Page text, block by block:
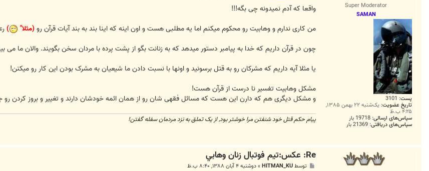
Super Moderator
SAMAN
پست: 3101
تاریخ عضویت: یک‌شنبه ۲۲ بهمن ۱۳۸۵,
۴:۲۵ ب.ظ
سپاس‌های ارسالی: 19718 بار
سپاس‌های دریافتی: 21369 بار
ت
واقعا که آدم نمیدونه چی بگه!!!
من کاری ندارم و وهابیت رو محکوم میکنم اما یه مطلبی هست و اون اینه که اینا بند به بند آیات قرآن رو(مثلا" )
چون در قرآن داریم که خدا به پیامبر دستور میدهد که به زنانت بگو از پشت پرده با مردان سخن بگویند. والان ما می
یا مثلا آیه داریم که مشرکان رو به قتل برسونید و اونها با نسبت دادن ما شیعیان به مشرک بودن این کار رو میکنن!
مشکل وهابیت تفسیر نا درست از قرآن هست!
و مشکل دیگری هم که دارن این هست که مسائل فقهی شان رو از همان ائمه خودشان دارند و تغییر و بروز کردن رو
پیام حکم قتل خود شنفتن مرا خوشتر بود, از یک تملق به نزد مردمان سفله گفتن!
Re: عكس:تيم فوتبال زنان وهابي
توسطHITMAN_KU
»دوشنبه ۴ آبان ۱۳۸۸, ۸:۴۰ ب.ظ